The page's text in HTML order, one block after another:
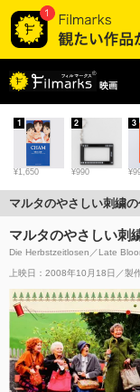
映画
¥1,650
1
¥990
2 3
マルタのやさしい刺繍
マルタのやさしい刺
Die Herbstzeitlosen／Late
上映日：2008年10月18日 製